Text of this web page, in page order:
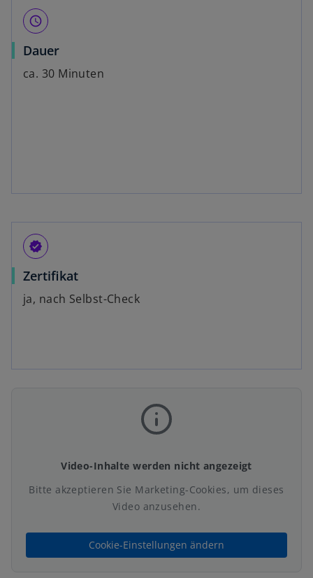
query_builder
Dauer
ca. 30 Minuten
verified
Zertifikat
ja, nach Selbst-Check
Video-Inhalte werden nicht angezeigt
Bitte akzeptieren Sie Marketing-Cookies, um dieses
Video anzusehen.
Cookie-Einstellungen ändern